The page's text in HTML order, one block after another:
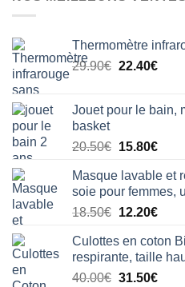
Thermomètre
29.90€ Le
était :
22.40€Le
est :
Jouet pour le bain,
basket
20.50€ Le
initial
était :
20.50€.
15.80€Le
est :
Masque lavable et
soie pour femmes,
18.50€ Le
initial
était :
18.50€.
12.20€Le
est :
Culottes en coton
respirante, taille
40.00€ Le
31.50€Le